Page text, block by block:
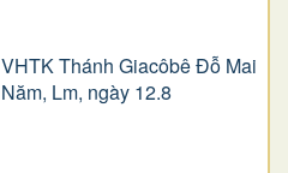
VHTK Thánh Giacôbê Ðỗ Mai
Năm, Lm, ngày 12.8